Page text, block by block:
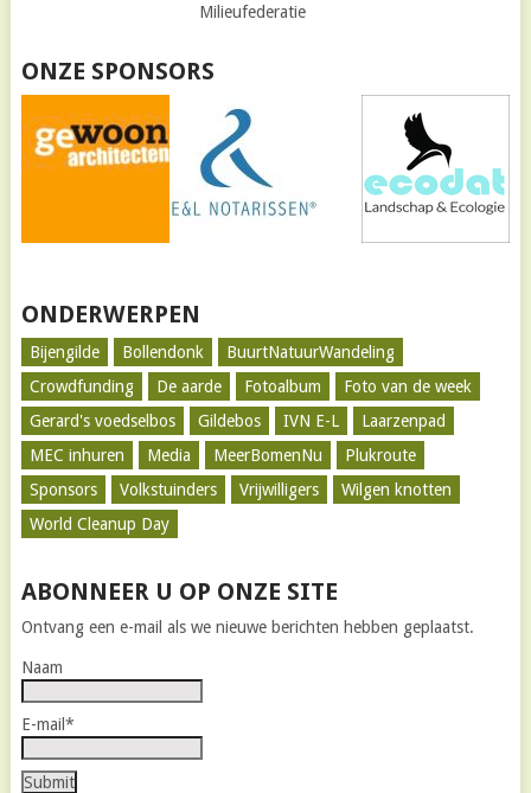
Milieufederatie
ONZE SPONSORS
ONDERWERPEN
Bijengilde Bollendonk
BuurtNatuurWandeling
Crowdfunding
De aarde Fotoalbum
Foto van de week
Gerard's voedselbos
Gildebos IVN E-L
Laarzenpad
MEC inhuren
Media MeerBomenNu
Plukroute
Sponsors
Volkstuinders Vrijwilligers
Wilgen knotten
World Cleanup Day
ABONNEER U OP ONZE SITE
Ontvang een e-mail als we nieuwe berichten hebben geplaatst.
Naam
E-mail*